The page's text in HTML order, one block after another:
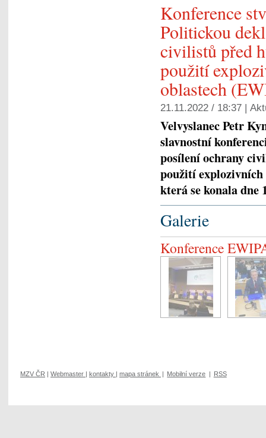
Konference
Politickou
civilistů před
použití
oblastech
21.11.2022 / 18:37 |
Velvyslanec Petr
slavnostní
posílení ochrany
použití
která se konala dne
Galerie
Konference
MZV ČR Webmaster kontakty mapa stránek Mobilní verze RSS